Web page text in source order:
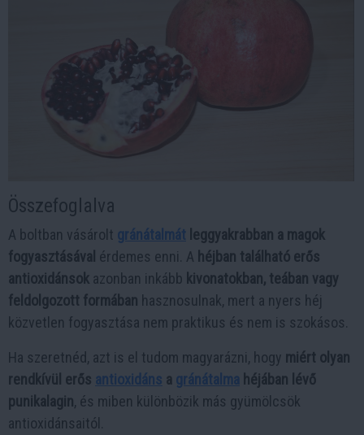
Összefoglalva
A boltban vásárolt gránátalmát leggyakrabban a magok
fogyasztásával érdemes enni. A héjban található erős
antioxidánsok azonban inkább kivonatokban, teában vagy
feldolgozott formában hasznosulnak, mert a nyers héj
közvetlen fogyasztása nem praktikus és nem is szokásos.
Ha szeretnéd, azt is el tudom magyarázni, hogy miért olyan
rendkívül erős antioxidáns a gránátalma héjában lévő
punikalagin, és miben különbözik más gyümölcsök
antioxidánsaitól.